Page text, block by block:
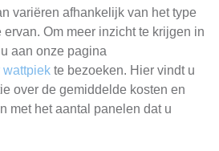
variëren afhankelijk van het type
Om meer inzicht te krijgen in
aan onze pagina
wattpiek te bezoeken. Hier vindt u
over de gemiddelde kosten en
met het aantal panelen dat u